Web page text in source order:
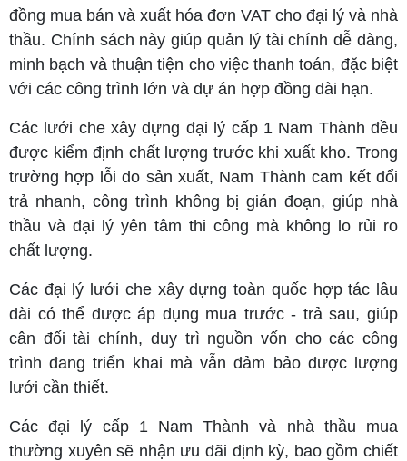
đồng mua bán và xuất hóa đơn VAT cho đại lý và nhà
thầu. Chính sách này giúp quản lý tài chính dễ dàng,
minh bạch và thuận tiện cho việc thanh toán, đặc biệt
với các công trình lớn và dự án hợp đồng dài hạn.
Các lưới che xây dựng đại lý cấp 1 Nam Thành đều
được kiểm định chất lượng trước khi xuất kho. Trong
trường hợp lỗi do sản xuất, Nam Thành cam kết đổi
trả nhanh, công trình không bị gián đoạn, giúp nhà
thầu và đại lý yên tâm thi công mà không lo rủi ro
chất lượng.
Các đại lý lưới che xây dựng toàn quốc hợp tác lâu
dài có thể được áp dụng mua trước - trả sau, giúp
cân đối tài chính, duy trì nguồn vốn cho các công
trình đang triển khai mà vẫn đảm bảo được lượng
lưới cần thiết.
Các đại lý cấp 1 Nam Thành và nhà thầu mua
thường xuyên sẽ nhận ưu đãi định kỳ, bao gồm chiết